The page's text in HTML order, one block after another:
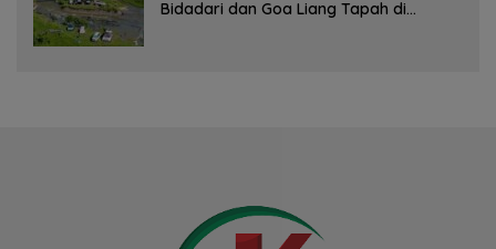
Bidadari dan Goa Liang Tapah di